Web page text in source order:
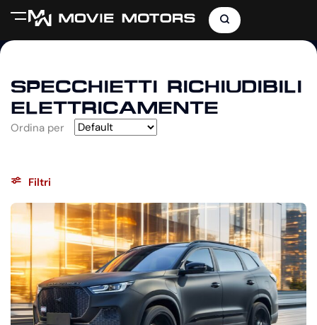
SPECCHIETTI RICHIUDIBILI
ELETTRICAMENTE
Ordina per
Filtri